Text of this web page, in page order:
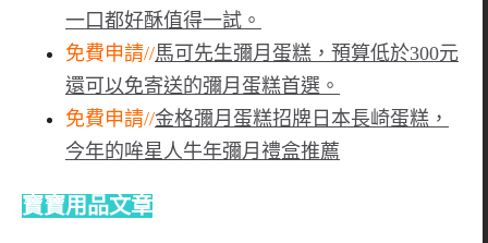
一口都好酥值得一試。
免費申請//馬可先生彌月蛋糕，預算低於300元
還可以免寄送的彌月蛋糕首選。
免費申請//金格彌月蛋糕招牌日本長崎蛋糕，
今年的哞星人牛年彌月禮盒推薦
寶寶用品文章